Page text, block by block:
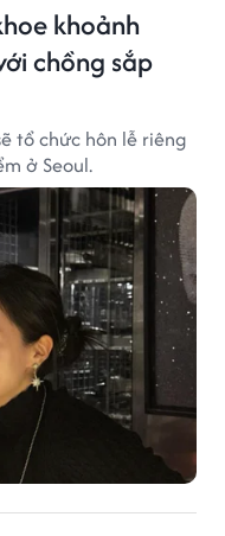
khoảnh
chồng sắp
tổ chức hôn lễ riêng
ở Seoul.